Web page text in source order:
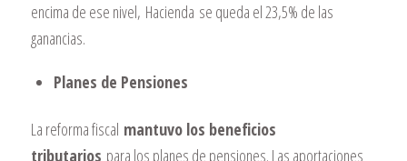
encima de ese nivel, Hacienda se queda el 23,5% de las
ganancias.
Planes de Pensiones
La reforma fiscal mantuvo los beneficios
tributarios para los planes de pensiones. Las aportaciones